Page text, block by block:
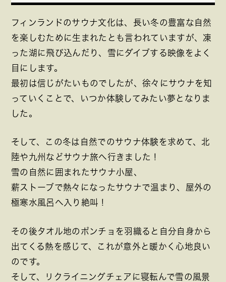
フィンランドのサウナ文化は、長い冬の豊富な自然
を楽しむために生まれたとも言われていますが、凍
った湖に飛び込んだり、雪にダイブする映像をよく
目にします。
最初は信じがたいものでしたが、徐々にサウナを知
っていくことで、いつか体験してみたい夢となりま
した。
そして、この冬は自然でのサウナ体験を求めて、北
陸や九州などサウナ旅へ行きました！
雪の自然に囲まれたサウナ小屋、
薪ストーブで熱々になったサウナで温まり、屋外の
極寒水風呂へ入り絶叫！
その後タオル地のポンチョを羽織ると自分自身から
出てくる熱を感じて、これが意外と暖かく心地良い
のです。
そして、リクライニングチェアに寝転んで雪の風景